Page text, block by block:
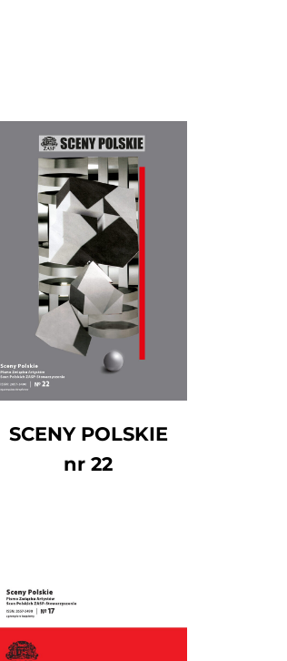
SCENY POLSKIE
nr 22